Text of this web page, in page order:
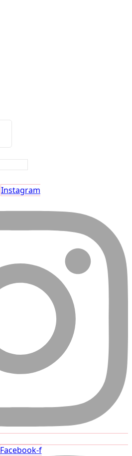
Instagram
Facebook-f